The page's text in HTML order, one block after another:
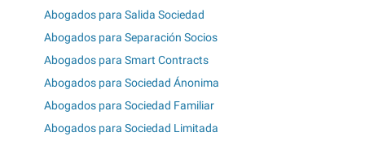
Abogados para Salida Sociedad
Abogados para Separación Socios
Abogados para Smart Contracts
Abogados para Sociedad Ánonima
Abogados para Sociedad Familiar
Abogados para Sociedad Limitada